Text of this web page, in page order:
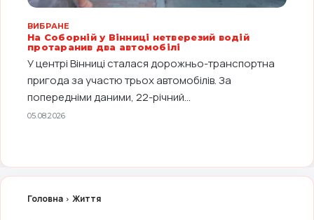
ВИБРАНЕ
На Соборній у Вінниці нетверезий водій
протаранив два автомобілі
У центрі Вінниці сталася дорожньо-транспортна
пригода за участю трьох автомобілів. За
попередніми даними, 22-річний...
05.08.2026